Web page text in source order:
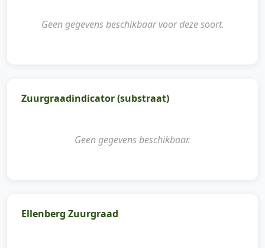
Geen gegevens beschikbaar voor deze soort.
Zuurgraadindicator (substraat)
Geen gegevens beschikbaar.
Ellenberg Zuurgraad